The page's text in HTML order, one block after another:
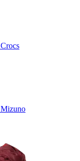
Crocs
Mizuno